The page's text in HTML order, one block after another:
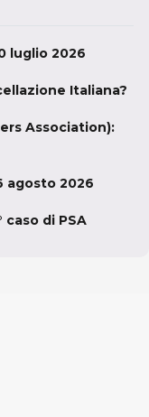
luglio 2026
Italiana?
Association):
agosto 2026
caso di PSA